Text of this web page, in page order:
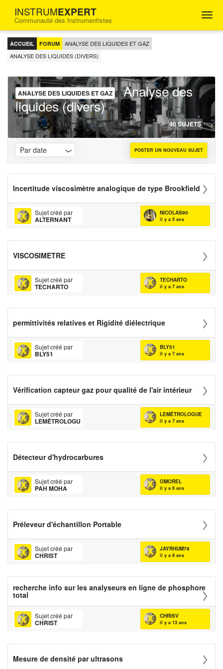
INSTRUMEXPERT
Communauté des Instrumentistes
FORUM
D'ENTRAIDE
POUR
LES
INSTRUMENTISTES
ACCUEIL FORUM
ANALYSE DES LIQUIDES ET GAZ
ANALYSE DES LIQUIDES (DIVERS)
ANALYSE DES LIQUIDES ET GAZ
Analyse des
liquides (divers)
40 SUJETS
POSTER UN NOUVEAU SUJET
Incertitude viscosimètre analogique de type Brookfield
Sujet créé par
ALTERNANT
NICOLAS90
il y a 5 ans
VISCOSIMETRE
Sujet créé par
TECHARTO
TECHARTO
il y a 7 ans
permittivités relatives et Rigidité diélectrique
Sujet créé par
BLY51
BLY51
il y a 7 ans
Vérification capteur gaz pour qualité de l'air intérieur
Sujet créé par
LEMÉTROLOGUE
LEMÉTROLOGUE
il y a 7 ans
Détecteur d'hydrocarbures
Sujet créé par
PAH MOHA
OMOREL
il y a 6 ans
Préleveur d'échantillon Portable
Sujet créé par
CHRIST
JAYRHUM76
il y a 8 ans
recherche info sur les analyseurs en ligne de phosphore
total
Sujet créé par
CHRIST
CHRISV
il y a 13 ans
Mesure de densité par ultrasons